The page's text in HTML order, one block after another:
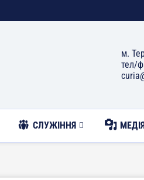
м.
тел/
CЛУЖІННЯ